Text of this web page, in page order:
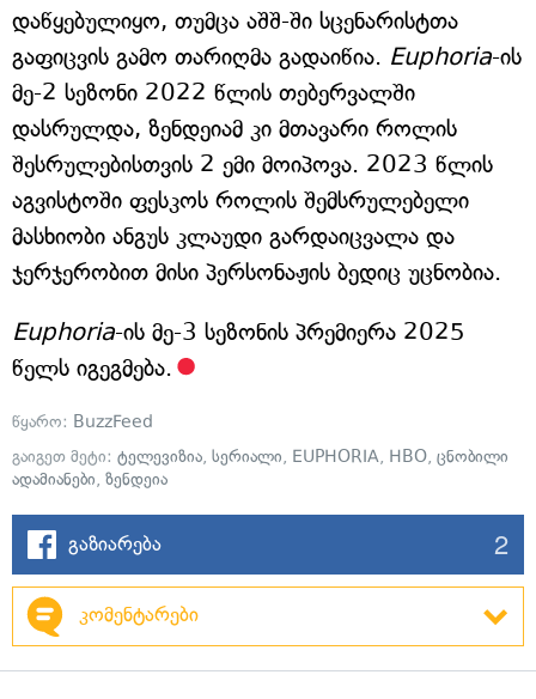
დაწყებულიყო, თუმცა აშშ-ში სცენარისტთა
გაფიცვის გამო თარიღმა გადაიწია. Euphoria-ის
მე-2 სეზონი 2022 წლის თებერვალში
დასრულდა, ზენდეიამ კი მთავარი როლის
შესრულებისთვის 2 ემი მოიპოვა. 2023 წლის
აგვისტოში ფესკოს როლის შემსრულებელი
მასხიობი ანგუს კლაუდი გარდაიცვალა და
ჯერჯერობით მისი პერსონაჟის ბედიც უცნობია.
Euphoria-ის მე-3 სეზონის პრემიერა 2025
წელს იგეგმება.
წყარო: BuzzFeed
გაიგეთ მეტი: ტელევიზია, სერიალი, EUPHORIA, HBO, ცნობილი
ადამიანები, ზენდეია
გაზიარება 2
კომენტარები